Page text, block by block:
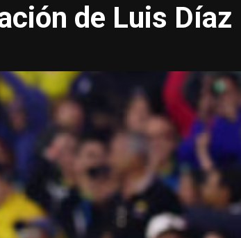
de Luis Díaz